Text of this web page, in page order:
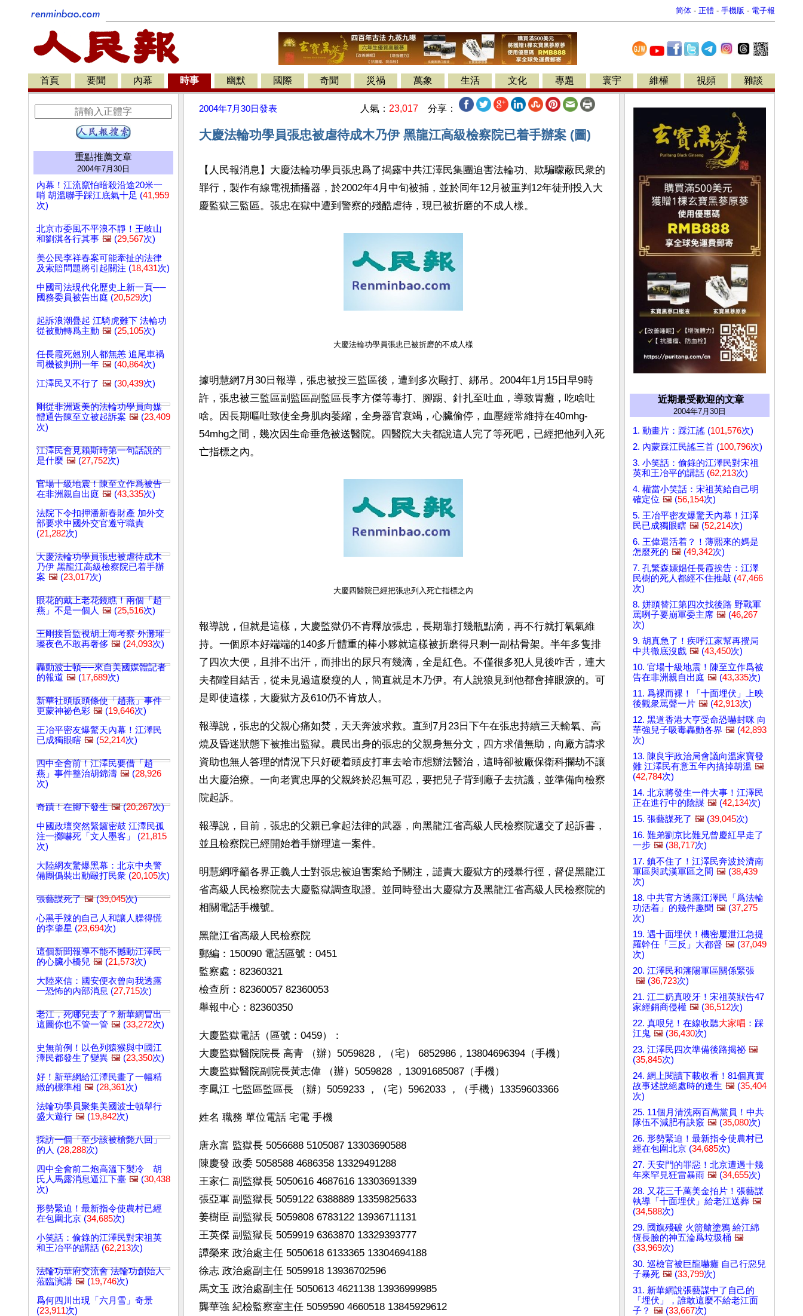
简体 - 正體 - 手機版 - 電子報
首頁 要聞 內幕 時事 幽默 國際 奇聞 災禍 萬象 生活 文化 專題 寰宇 維權 視頻 雜談
重點推薦文章
2004年7月30日
內幕！江流竄怕暗殺沿途20米一
哨 胡溫聯手踩江底氣十足 (41,959
次)
北京市委風不平浪不靜！王岐山
和劉淇各行其事 🖼️ (29,567次)
美公民李祥春案可能牽扯的法律
及索賠問題將引起關注 (18,431次)
中國司法現代化歷史上新一頁──
國務委員被告出庭 (20,529次)
起訴浪潮疊起 江騎虎難下 法輪功
從被動轉爲主動 🖼️ (25,105次)
任長霞死翹別人都無恙 追尾車禍
司機被判刑一年 🖼️ (40,864次)
江澤民又不行了 🖼️ (30,439次)
剛從非洲返美的法輪功學員向媒
體通告陳至立被起訴案 🖼️ (23,409
次)
江澤民會見賴斯時第一句話說的
是什麼 🖼️ (27,752次)
官場十級地震！陳至立作爲被告
在非洲親自出庭 🖼️ (43,335次)
法院下令扣押潘新春財產 加外交
部要求中國外交官遵守職責
(21,282次)
大慶法輪功學員張忠被虐待成木
乃伊 黑龍江高級檢察院已着手辦
案 🖼️ (23,017次)
眼花的戴上老花鏡瞧！兩個「趙
燕」不是一個人 🖼️ (25,516次)
王剛接旨監視胡上海考察 外灘璀
璨夜色不敢再奢侈 🖼️ (24,093次)
轟動波士頓──來自美國媒體記者
的報道 🖼️ (17,689次)
新華社頭版頭條使「趙燕」事件
更蒙神祕色彩 🖼️ (19,646次)
王冶平密友爆驚天內幕！江澤民
已成獨眼瞎 🖼️ (52,214次)
四中全會前！江澤民要借「趙
燕」事件整治胡錦濤 🖼️ (28,926
次)
奇蹟！在腳下發生 🖼️(20,267次)
中國政壇突然緊鑼密鼓 江澤民孤
注一擲嚇死「文人墨客」 (21,815
次)
大陸網友驚爆黑幕：北京中央警
備團僞裝出動毆打民衆 (20,105次)
張藝謀死了 🖼️(39,045次)
心黑手辣的自己人和讓人臊得慌
的李肇星 (23,694次)
這個新聞報導不能不撼動江澤民
的心臟小橋兒 🖼️ (21,573次)
大陸來信：國安便衣曾向我透露
一恐怖的內部消息 (27,715次)
老江，死哪兒去了？新華網冒出
這圖你也不管一管 🖼️ (33,272次)
史無前例！以色列猿猴與中國江
澤民都發生了變異 🖼️ (23,350次)
好！新華網給江澤民畫了一幅精
緻的標準相 🖼️ (28,361次)
法輪功學員聚集美國波士頓舉行
盛大遊行 🖼️ (19,842次)
採訪一個「至少該被槍斃八回」
的人 (28,288次)
四中全會前二炮高溫下製冷 胡
氏人馬露消息逼江下臺 🖼️ (30,438
次)
形勢緊迫！最新指令使農村已經
在包圍北京 (34,685次)
小笑話：偷錄的江澤民對宋祖英
和王冶平的講話 (62,213次)
法輪功華府交流會 法輪功創始人
蒞臨演講 🖼️ (19,746次)
爲何四川出現「六月雪」奇景
(23,911次)
2004年7月30日發表 人氣： 23,017 分享：
大慶法輪功學員張忠被虐待成木乃伊 黑龍江高級檢察院已着手辦案 (圖)
【人民報消息】大慶法輪功學員張忠爲了揭露中共江澤民集團迫害法輪功、欺騙矇蔽民衆的
罪行，製作有線電視插播器，於2002年4月中旬被捕，並於同年12月被重判12年徒刑投入大
慶監獄三監區。張忠在獄中遭到警察的殘酷虐待，現已被折磨的不成人樣。
大慶法輪功學員張忠已被折磨的不成人樣
據明慧網7月30日報導，張忠被投三監區後，遭到多次毆打、綁吊。2004年1月15日早9時
許，張忠被三監區副監區副監區長李方傑等毒打、腳踢、針扎至吐血，導致胃癱，吃啥吐
啥。因長期嘔吐致使全身肌肉萎縮，全身器官衰竭，心臟偷停，血壓經常維持在40mhg-
54mhg之間，幾次因生命垂危被送醫院。四醫院大夫都說這人完了等死吧，已經把他列入死
亡指標之內。
大慶四醫院已經把張忠列入死亡指標之內
報導說，但就是這樣，大慶監獄仍不肯釋放張忠，長期靠打幾瓶點滴，再不行就打氧氣維
持。一個原本好端端的140多斤體重的棒小夥就這樣被折磨得只剩一副枯骨架。半年多隻排
了四次大便，且排不出汗，而排出的尿只有幾滴，全是紅色。不僅很多犯人見後咋舌，連大
夫都瞠目結舌，從未見過這麼瘦的人，簡直就是木乃伊。有人說狼見到他都會掉眼淚的。可
是即使這樣，大慶獄方及610仍不肯放人。
報導說，張忠的父親心痛如焚，天天奔波求救。直到7月23日下午在張忠持續三天輸氧、高
燒及昏迷狀態下被推出監獄。農民出身的張忠的父親身無分文，四方求借無助，向廠方請求
資助也無人答理的情況下只好硬着頭皮打車去哈市想辦法醫治，這時卻被廠保衛科攔劫不讓
出大慶治療。一向老實忠厚的父親終於忍無可忍，要把兒子背到廠子去抗議，並準備向檢察
院起訴。
報導說，目前，張忠的父親已拿起法律的武器，向黑龍江省高級人民檢察院遞交了起訴書，
並且檢察院已經開始着手辦理這一案件。
明慧網呼籲各界正義人士對張忠被迫害案給予關注，譴責大慶獄方的殘暴行徑，督促黑龍江
省高級人民檢察院去大慶監獄調查取證。並同時登出大慶獄方及黑龍江省高級人民檢察院的
相關電話手機號。
黑龍江省高級人民檢察院
郵編：150090 電話區號：0451
監察處：82360321
檢查所：82360057 82360053
舉報中心：82360350
大慶監獄電話（區號：0459）：
大慶監獄醫院院長 高青 （辦）5059828，（宅） 6852986，13804696394（手機）
大慶監獄醫院副院長黃志偉 （辦）5059828 ，13091685087（手機）
李鳳江 七監區監區長 （辦）5059233 ，（宅）5962033 ，（手機）13359603366
姓名 職務 單位電話 宅電 手機
唐永富 監獄長 5056688 5105087 13303690588
陳慶發 政委 5058588 4686358 13329491288
王家仁 副監獄長 5050616 4687616 13303691339
張亞軍 副監獄長 5059122 6388889 13359825633
姜樹臣 副監獄長 5059808 6783122 13936711131
王英傑 副監獄長 5059919 6363870 13329393777
譚榮來 政治處主任 5050618 6133365 13304694188
徐志 政治處副主任 5059918 13936702596
馬文玉 政治處副主任 5050613 4621138 13936999985
龔華強 紀檢監察室主任 5059590 4660518 13845929612
近期最受歡迎的文章
2004年7月30日
1. 動畫片：踩江謠 (101,576次)
2. 內蒙踩江民謠三首 (100,796次)
3. 小笑話：偷錄的江澤民對宋祖
英和王冶平的講話 (62,213次)
4. 權當小笑話：宋祖英給自己明
確定位 🖼️ (56,154次)
5. 王冶平密友爆驚天內幕！江澤
民已成獨眼瞎 🖼️ (52,214次)
6. 王偉還活着？！薄熙來的媽是
怎麼死的 🖼️ (49,342次)
7. 孔繁森嫖娼任長霞挨告：江澤
民樹的死人都經不住推敲 (47,466
次)
8. 姘頭替江第四次找後路 野戰軍
罵咧子要崩軍委主席 🖼️ (46,267
次)
9. 胡真急了！疾呼江家幫再攪局
中共徹底沒戲 🖼️ (43,450次)
10. 官場十級地震！陳至立作爲被
告在非洲親自出庭 🖼️ (43,335次)
11. 爲裸而裸！「十面埋伏」上映
後觀衆罵聲一片 🖼️ (42,913次)
12. 黑道香港大亨受命恐嚇封咪 向
華強兒子吸毒轟動各界 🖼️ (42,893
次)
13. 陳良宇政治局會議向溫家寶發
難 江澤民有意五年內搞掉胡溫 🖼️
(42,784次)
14. 北京將發生一件大事！江澤民
正在進行中的陰謀 🖼️ (42,134次)
15. 張藝謀死了 🖼️ (39,045次)
16. 難弟劉京比難兄曾慶紅早走了
一步 🖼️ (38,717次)
17. 鎮不住了！江澤民奔波於濟南
軍區與武漢軍區之間 🖼️ (38,439
次)
18. 中共官方透露江澤民「爲法輪
功活着」的幾件趣聞 🖼️ (37,275
次)
19. 遇十面埋伏！機密屢泄江急提
羅幹任「三反」大都督 🖼️ (37,049
次)
20. 江澤民和瀋陽軍區關係緊張
🖼️ (36,723次)
21. 江二奶真咬牙！宋祖英狀告47
家經銷商侵權 🖼️ (36,512次)
22. 真哏兒！在線收聽大家唱 ：踩
江鬼 🖼️ (36,430次)
23. 江澤民四次準備後路揭祕 🖼️
(35,845次)
24. 網上閱讀下載收看！81個真實
故事述說絕處時的逢生 🖼️ (35,404
次)
25. 11個月清洗兩百萬黨員！中共
隊伍不減肥有訣竅 🖼️ (35,080次)
26. 形勢緊迫！最新指令使農村已
經在包圍北京 (34,685次)
27. 天安門的罪惡！北京遭遇十幾
年來罕見狂雷暴雨 🖼️ (34,655次)
28. 又花三千萬美金拍片！張藝謀
執導「十面埋伏」給老江送葬 🖼️
(34,588次)
29. 國旗殘破 火箭艙塗鴉 給江綿
恆長臉的神五淪爲垃圾桶 🖼️
(33,969次)
30. 巡檢官被巨龍嚇癱 自己行惡兒
子暴死 🖼️ (33,799次)
31. 新華網說張藝謀中了自己的
「埋伏」，誰敢這麼不給老江面
子？ 🖼️ (33,667次)